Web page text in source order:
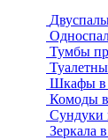
Тумбы
Шкафы в
Комоды
Сундуки
Зеркала